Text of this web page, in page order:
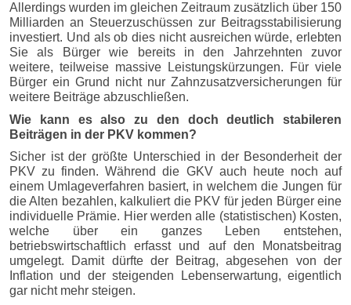
Allerdings wurden im gleichen Zeitraum zusätzlich über 150
Milliarden an Steuerzuschüssen zur Beitragsstabilisierung
investiert. Und als ob dies nicht ausreichen würde, erlebten
Sie als Bürger wie bereits in den Jahrzehnten zuvor
weitere, teilweise massive Leistungskürzungen. Für viele
Bürger ein Grund nicht nur Zahnzusatzversicherungen für
weitere Beiträge abzuschließen.
Wie kann es also zu den doch deutlich stabileren
Beiträgen in der PKV kommen?
Sicher ist der größte Unterschied in der Besonderheit der
PKV zu finden. Während die GKV auch heute noch auf
einem Umlageverfahren basiert, in welchem die Jungen für
die Alten bezahlen, kalkuliert die PKV für jeden Bürger eine
individuelle Prämie. Hier werden alle (statistischen) Kosten,
welche über ein ganzes Leben entstehen,
betriebswirtschaftlich erfasst und auf den Monatsbeitrag
umgelegt. Damit dürfte der Beitrag, abgesehen von der
Inflation und der steigenden Lebenserwartung, eigentlich
gar nicht mehr steigen.